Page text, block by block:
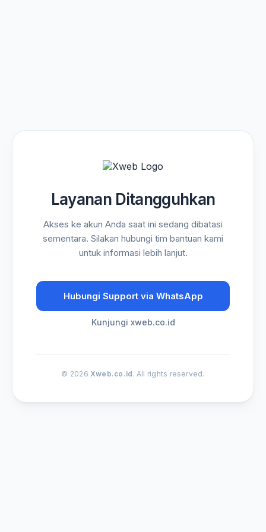
Layanan Ditangguhkan
Akses ke akun Anda saat ini sedang dibatasi
sementara. Silakan hubungi tim bantuan kami
untuk informasi lebih lanjut.
Hubungi Support via WhatsApp
Kunjungi xweb.co.id
© 2026 Xweb.co.id. All rights reserved.